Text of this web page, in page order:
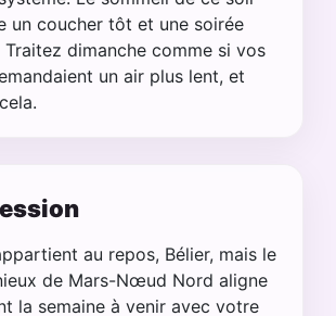
un coucher tôt et une soirée
Traitez dimanche comme si vos
un air plus lent, et
au repos, Bélier, mais le
de Mars-Nœud Nord aligne
la semaine à venir avec votre